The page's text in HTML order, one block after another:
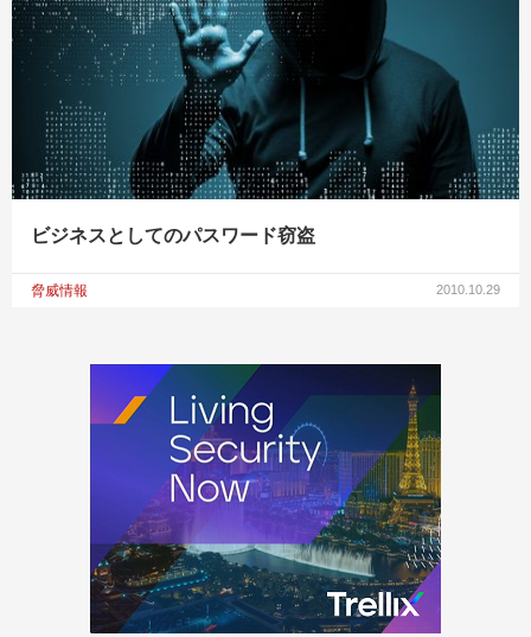
ビジネスとしてのパスワード窃盗
脅威情報 2010.10.29